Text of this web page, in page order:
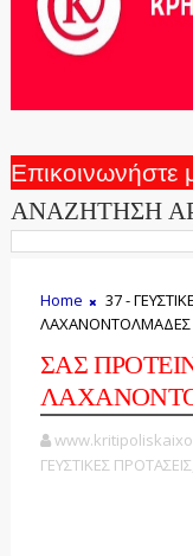
ΑΝΑΖΗΤΗΣΗ
Home 37 -
ΣΑΣ
ΓΕΥΣΤΙΚΕΣ ΠΡΟΤΑΣΕΙΣ,